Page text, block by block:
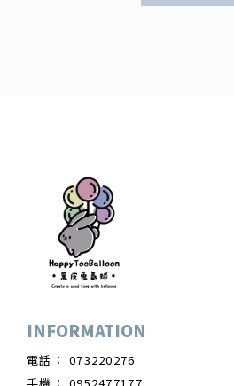
073220276